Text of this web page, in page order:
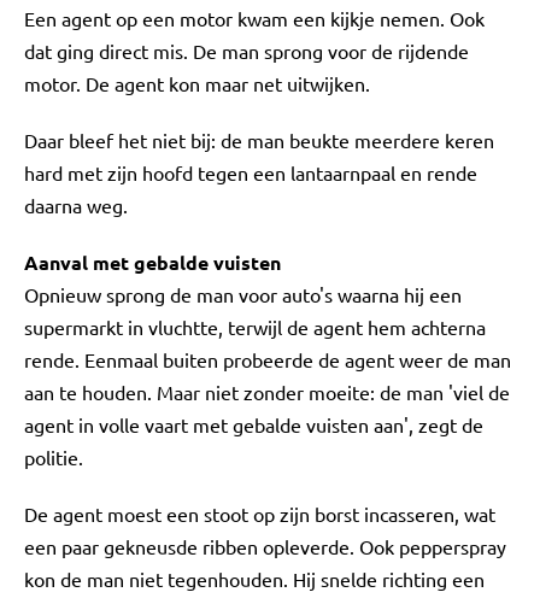
Een agent op een motor kwam een kijkje nemen. Ook
dat ging direct mis. De man sprong voor de rijdende
motor. De agent kon maar net uitwijken.
Daar bleef het niet bij: de man beukte meerdere keren
hard met zijn hoofd tegen een lantaarnpaal en rende
daarna weg.
Aanval met gebalde vuisten
Opnieuw sprong de man voor auto's waarna hij een
supermarkt in vluchtte, terwijl de agent hem achterna
rende. Eenmaal buiten probeerde de agent weer de man
aan te houden. Maar niet zonder moeite: de man 'viel de
agent in volle vaart met gebalde vuisten aan', zegt de
politie.
De agent moest een stoot op zijn borst incasseren, wat
een paar gekneusde ribben opleverde. Ook pepperspray
kon de man niet tegenhouden. Hij snelde richting een